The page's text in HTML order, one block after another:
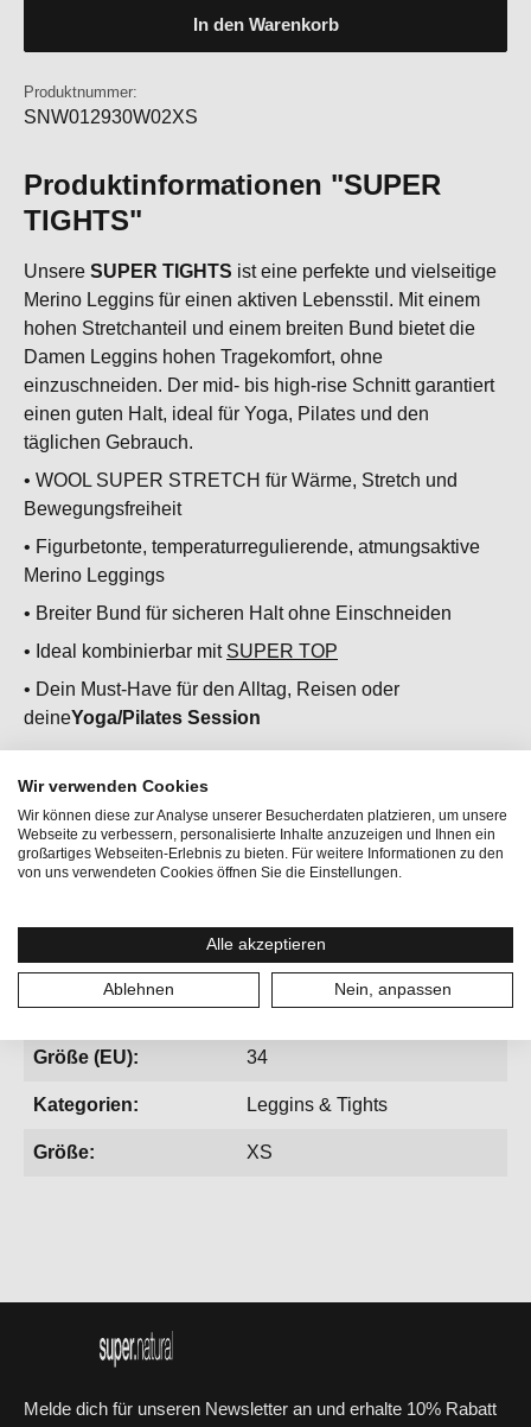
In den Warenkorb
Produktnummer:
SNW012930W02XS
Produktinformationen "SUPER
TIGHTS"
Unsere SUPER TIGHTS ist eine perfekte und vielseitige
Merino Leggins für einen aktiven Lebensstil. Mit einem
hohen Stretchanteil und einem breiten Bund bietet die
Damen Leggins hohen Tragekomfort, ohne
einzuschneiden. Der mid- bis high-rise Schnitt garantiert
einen guten Halt, ideal für Yoga, Pilates und den
täglichen Gebrauch.
• WOOL SUPER STRETCH für Wärme, Stretch und
Bewegungsfreiheit
• Figurbetonte, temperaturregulierende, atmungsaktive
Merino Leggings
• Breiter Bund für sicheren Halt ohne Einschneiden
• Ideal kombinierbar mit SUPER TOP
• Dein Must-Have für den Alltag, Reisen oder
deineYoga/Pilates Session
Aktivitäten: Yoga
Geschlecht: Damen
Größe (EU): 34
Kategorien: Leggins & Tights
Größe: XS
Melde dich für unseren Newsletter an und erhalte 10% Rabatt
Wir verwenden Cookies
Wir können diese zur Analyse unserer Besucherdaten platzieren, um unsere
Webseite zu verbessern, personalisierte Inhalte anzuzeigen und Ihnen ein
großartiges Webseiten-Erlebnis zu bieten. Für weitere Informationen zu den
von uns verwendeten Cookies öffnen Sie die Einstellungen.
Alle akzeptieren
Ablehnen Nein, anpassen